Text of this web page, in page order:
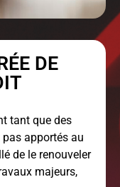
DE
tant que des
apportés au
de le renouveler
majeurs,